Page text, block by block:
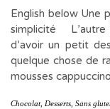
English below Une
simplicité L’autre
d’avoir un petit
quelque chose de
mousses
Chocolat, Desserts Sans